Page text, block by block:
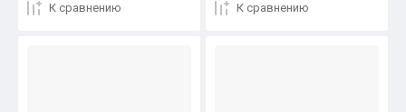
К сравнению К сравнению